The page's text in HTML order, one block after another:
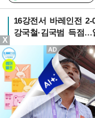
16강전서 바레인전
강국철·김국범 득점
X